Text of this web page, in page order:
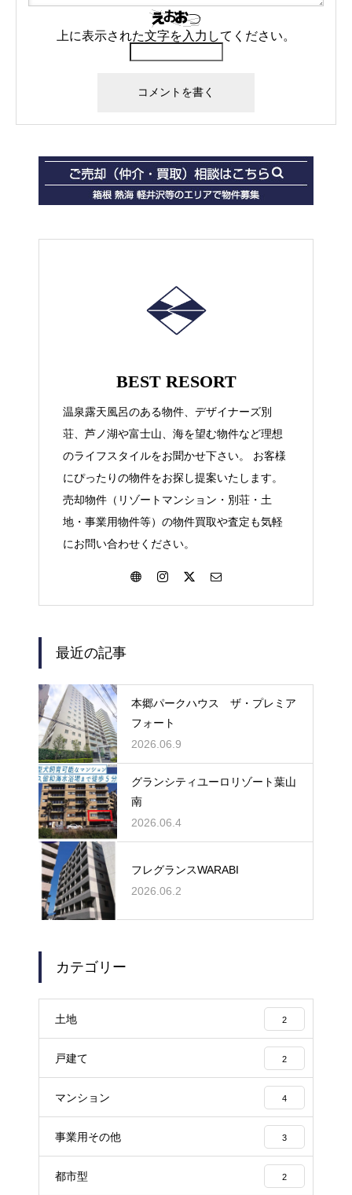
上に表示された文字を入力してください。
BEST RESORT
温泉露天風呂のある物件、デザイナーズ別
荘、芦ノ湖や富士山、海を望む物件など理想
のライフスタイルをお聞かせ下さい。 お客様
にぴったりの物件をお探し提案いたします。
売却物件（リゾートマンション・別荘・土
地・事業用物件等）の物件買取や査定も気軽
にお問い合わせください。
最近の記事
本郷パークハウス ザ・プレミア
フォート
2026.06.9
グランシティユーロリゾート葉山
南
2026.06.4
フレグランスWARABI
2026.06.2
カテゴリー
土地 2
戸建て 2
マンション 4
事業用その他 3
都市型 2